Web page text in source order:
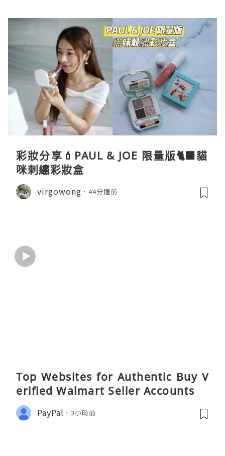
彩妝分享💄PAUL & JOE 限量版🐈‍⬛貓
咪刺繡彩妝盒
virgowong 44分鐘前
Top Websites for Authentic Buy V
erified Walmart Seller Accounts
PayPal 3小時前